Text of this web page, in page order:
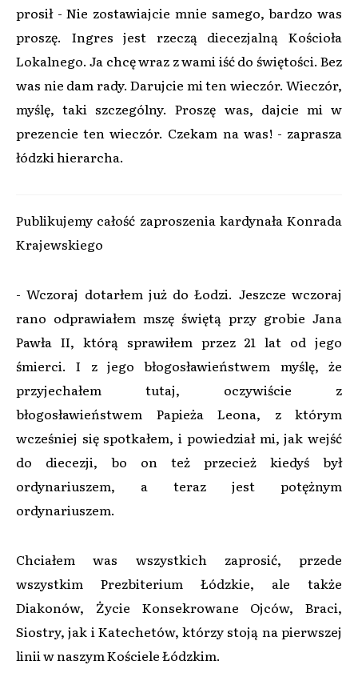
prosił - Nie zostawiajcie mnie samego, bardzo was
proszę. Ingres jest rzeczą diecezjalną Kościoła
Lokalnego. Ja chcę wraz z wami iść do świętości. Bez
was nie dam rady. Darujcie mi ten wieczór. Wieczór,
myślę, taki szczególny. Proszę was, dajcie mi w
prezencie ten wieczór. Czekam na was! - zaprasza
łódzki hierarcha.
Publikujemy całość zaproszenia kardynała Konrada
Krajewskiego
- Wczoraj dotarłem już do Łodzi. Jeszcze wczoraj
rano odprawiałem mszę świętą przy grobie Jana
Pawła II, którą sprawiłem przez 21 lat od jego
śmierci. I z jego błogosławieństwem myślę, że
przyjechałem tutaj, oczywiście z
błogosławieństwem Papieża Leona, z którym
wcześniej się spotkałem, i powiedział mi, jak wejść
do diecezji, bo on też przecież kiedyś był
ordynariuszem, a teraz jest potężnym
ordynariuszem.
Chciałem was wszystkich zaprosić, przede
wszystkim Prezbiterium Łódzkie, ale także
Diakonów, Życie Konsekrowane Ojców, Braci,
Siostry, jak i Katechetów, którzy stoją na pierwszej
linii w naszym Kościele Łódzkim.